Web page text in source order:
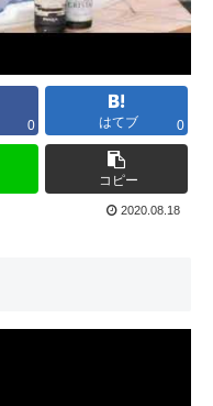
0 はてブ 0
コピー
2020.08.18